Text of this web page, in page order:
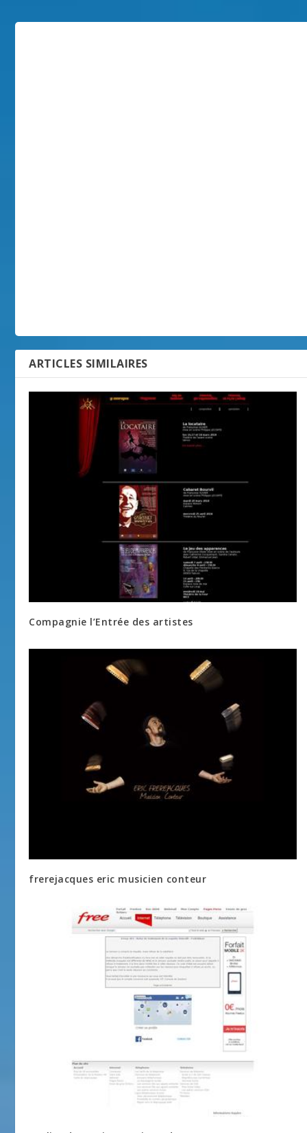
ARTICLES SIMILAIRES
Compagnie l’Entrée des artistes
frerejacques eric musicien conteur